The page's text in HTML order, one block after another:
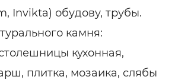
Invikta) обудову, трубы.
камня:
кухонная,
плитка, мозаика, слябы